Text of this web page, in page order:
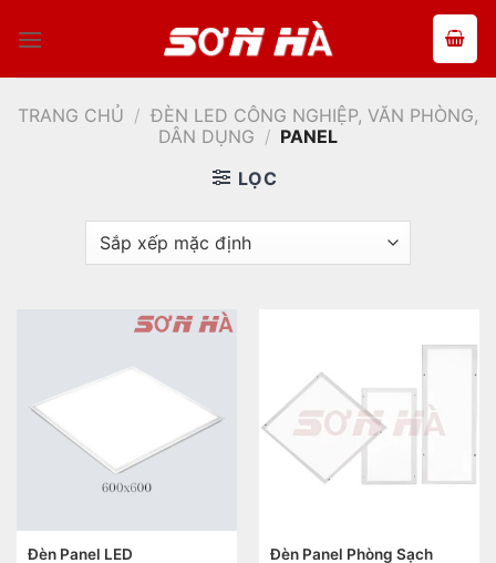
qua
TRANG CHỦ / ĐÈN LED CÔNG NGHIỆP, VĂN PHÒNG,
DÂN DỤNG / PANEL
LỌC
Đèn Panel LED Đèn Panel Phòng Sạch